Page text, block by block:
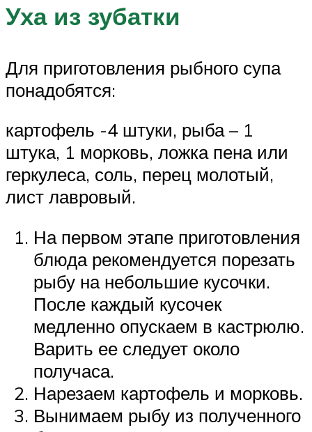
Уха из зубатки
Для приготовления рыбного супа
понадобятся:
картофель -4 штуки, рыба – 1
штука, 1 морковь, ложка пена или
геркулеса, соль, перец молотый,
лист лавровый.
На первом этапе приготовления
блюда рекомендуется порезать
рыбу на небольшие кусочки.
После каждый кусочек
медленно опускаем в кастрюлю.
Варить ее следует около
получаса.
Нарезаем картофель и морковь.
Вынимаем рыбу из полученного